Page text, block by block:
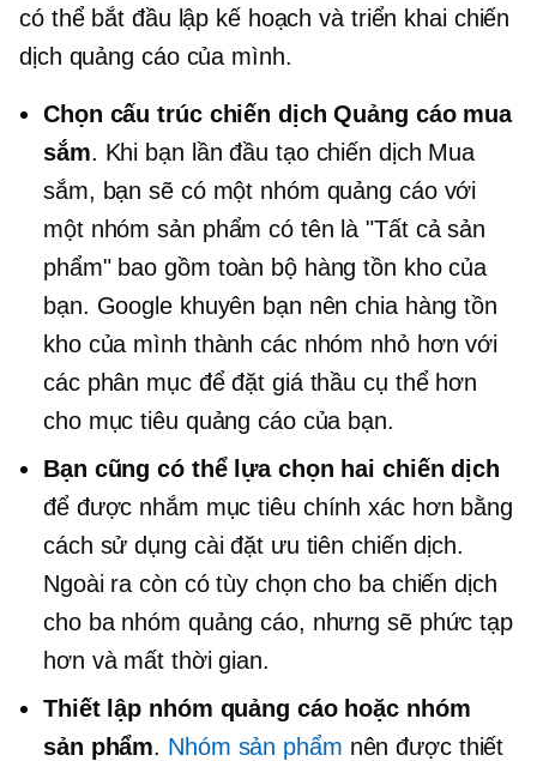
có thể bắt đầu lập kế hoạch và triển khai chiến
dịch quảng cáo của mình.
Chọn cấu trúc chiến dịch Quảng cáo mua
sắm. Khi bạn lần đầu tạo chiến dịch Mua
sắm, bạn sẽ có một nhóm quảng cáo với
một nhóm sản phẩm có tên là "Tất cả sản
phẩm" bao gồm toàn bộ hàng tồn kho của
bạn. Google khuyên bạn nên chia hàng tồn
kho của mình thành các nhóm nhỏ hơn với
các phân mục để đặt giá thầu cụ thể hơn
cho mục tiêu quảng cáo của bạn.
Bạn cũng có thể lựa chọn hai chiến dịch
để được nhắm mục tiêu chính xác hơn bằng
cách sử dụng cài đặt ưu tiên chiến dịch.
Ngoài ra còn có tùy chọn cho ba chiến dịch
cho ba nhóm quảng cáo, nhưng sẽ phức tạp
hơn và mất thời gian.
Thiết lập nhóm quảng cáo hoặc nhóm
sản phẩm. Nhóm sản phẩm nên được thiết